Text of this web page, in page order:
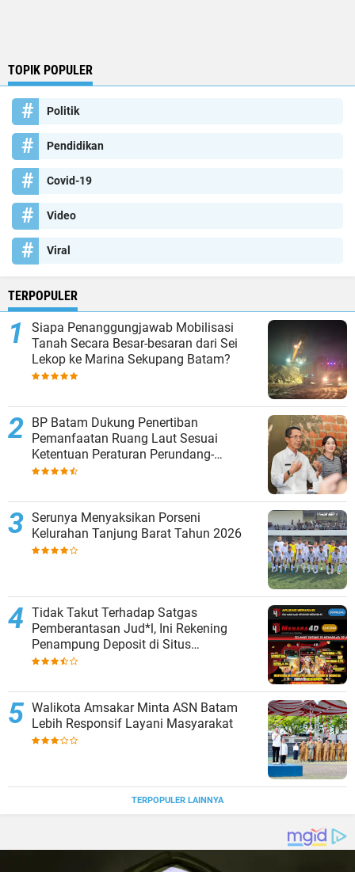
TOPIK POPULER
Politik
Pendidikan
Covid-19
Video
Viral
TERPOPULER
Siapa Penanggungjawab Mobilisasi
Tanah Secara Besar-besaran dari Sei
Lekop ke Marina Sekupang Batam?
BP Batam Dukung Penertiban
Pemanfaatan Ruang Laut Sesuai
Ketentuan Peraturan Perundang-
undangan
Serunya Menyaksikan Porseni
Kelurahan Tanjung Barat Tahun 2026
Tidak Takut Terhadap Satgas
Pemberantasan Jud*l, Ini Rekening
Penampung Deposit di Situs
MENARA4D
Walikota Amsakar Minta ASN Batam
Lebih Responsif Layani Masyarakat
TERPOPULER LAINNYA